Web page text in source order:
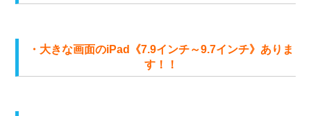
・大きな画面のiPad《7.9インチ～9.7インチ》ありま
す！！